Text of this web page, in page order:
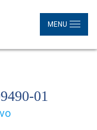
MENU
01